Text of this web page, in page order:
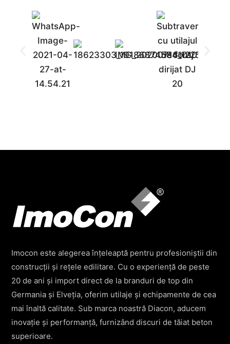
Imocon este alegerea înțeleaptă pentru profesioniștii din
construcții și rețele edilitare. Cu o experiență de peste
20 de ani și import direct de la branduri de top din
Germania și Elveția, oferim utilaje și echipamente de cea
mai înaltă calitate. Sub marca noastră Diacon, aducem
inovație și performanță, furnizând discuri de tăiat beton
superioare.